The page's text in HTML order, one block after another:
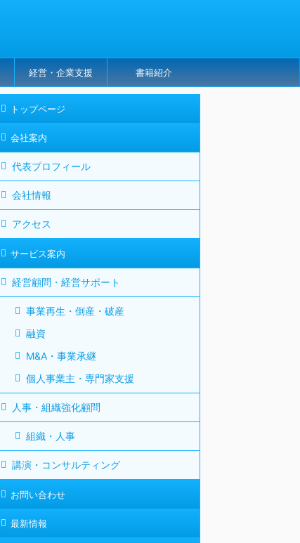
経営・企業支援 書籍紹介
トップページ
会社案内
代表プロフィール
会社情報
アクセス
サービス案内
経営顧問・経営サポート
事業再生・倒産・破産
融資
M&A・事業承継
個人事業主・専門家支援
人事・組織強化顧問
組織・人事
講演・コンサルティング
お問い合わせ
最新情報